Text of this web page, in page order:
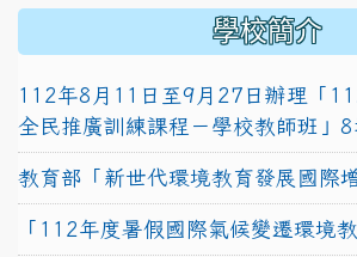
學校簡介
112年8月11日至9月27日辦理「
全民推廣訓練課程－學校教師班」8
教育部「新世代環境教育發展國際
「112年度暑假國際氣候變遷環境教